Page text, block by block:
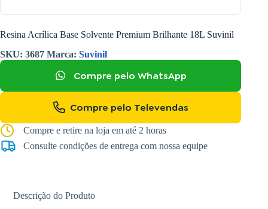
Resina Acrílica Base Solvente Premium Brilhante 18L Suvinil
SKU: 3687 Marca: Suvinil
Compre pelo WhatsApp
Compre pelo Televendas
Compre e retire na loja em até 2 horas
Consulte condições de entrega com nossa equipe
Descrição do Produto